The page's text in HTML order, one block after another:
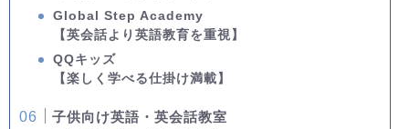
Global Step Academy
【英会話より英語教育を重視】
QQキッズ
【楽しく学べる仕掛け満載】
子供向け英語・英会話教室